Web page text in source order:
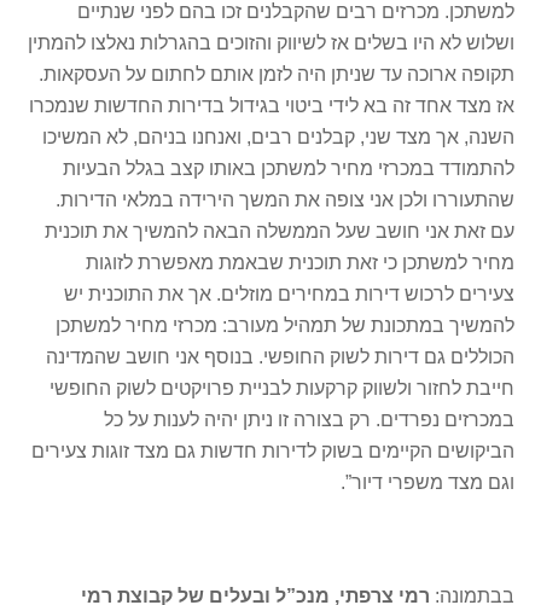
למשתכן. מכרזים רבים שהקבלנים זכו בהם לפני שנתיים
ושלוש לא היו בשלים אז לשיווק והזוכים בהגרלות נאלצו להמתין
תקופה ארוכה עד שניתן היה לזמן אותם לחתום על העסקאות.
אז מצד אחד זה בא לידי ביטוי בגידול בדירות החדשות שנמכרו
השנה, אך מצד שני, קבלנים רבים, ואנחנו בניהם, לא המשיכו
להתמודד במכרזי מחיר למשתכן באותו קצב בגלל הבעיות
שהתעוררו ולכן אני צופה את המשך הירידה במלאי הדירות.
עם זאת אני חושב שעל הממשלה הבאה להמשיך את תוכנית
מחיר למשתכן כי זאת תוכנית שבאמת מאפשרת לזוגות
צעירים לרכוש דירות במחירים מוזלים. אך את התוכנית יש
להמשיך במתכונת של תמהיל מעורב: מכרזי מחיר למשתכן
הכוללים גם דירות לשוק החופשי. בנוסף אני חושב שהמדינה
חייבת לחזור ולשווק קרקעות לבניית פרויקטים לשוק החופשי
במכרזים נפרדים. רק בצורה זו ניתן יהיה לענות על כל
הביקושים הקיימים בשוק לדירות חדשות גם מצד זוגות צעירים
וגם מצד משפרי דיור”.
בבתמונה: רמי צרפתי, מנכ”ל ובעלים של קבוצת רמי